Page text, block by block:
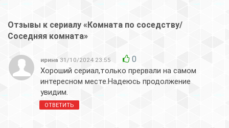
Отзывы к сериалу «Комната по соседству/
Соседняя комната»
ирина 31/10/2024 23:55 0
Хороший сериал,только прервали на самом
интересном месте.Надеюсь продолжение
увидим.
ОТВЕТИТЬ